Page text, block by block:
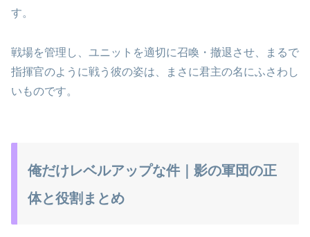
す。
戦場を管理し、ユニットを適切に召喚・撤退させ、まるで
指揮官のように戦う彼の姿は、まさに君主の名にふさわし
いものです。
俺だけレベルアップな件｜影の軍団の正
体と役割まとめ